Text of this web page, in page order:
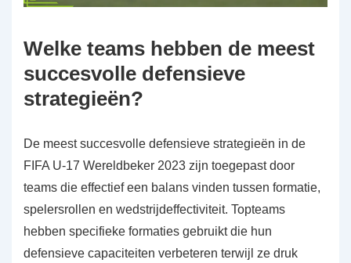
Welke teams hebben de meest
succesvolle defensieve
strategieën?
De meest succesvolle defensieve strategieën in de
FIFA U-17 Wereldbeker 2023 zijn toegepast door
teams die effectief een balans vinden tussen formatie,
spelersrollen en wedstrijdeffectiviteit. Topteams
hebben specifieke formaties gebruikt die hun
defensieve capaciteiten verbeteren terwijl ze druk